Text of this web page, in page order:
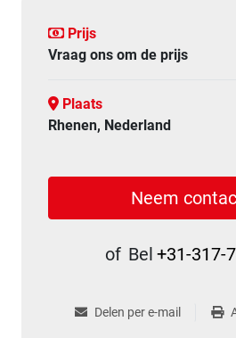
Prijs
Vraag ons om de prijs
Plaats
Rhenen, Nederland
Neem
of Bel +31-317-
Delen per e-mail